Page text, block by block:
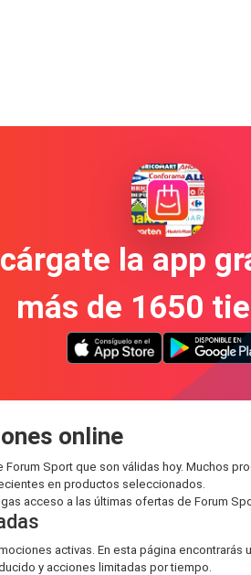
la app
más de 1650
online
Sport que son válidas hoy. Muchos
en productos seleccionados.
acceso a las últimas ofertas de Forum
activas. En esta página
y acciones limitadas por tiempo.